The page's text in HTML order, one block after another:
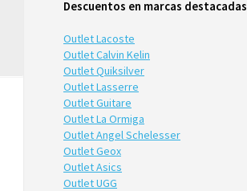
Descuentos en marcas destacadas
Outlet Lacoste
Outlet Calvin Kelin
Outlet Quiksilver
Outlet Lasserre
Outlet Guitare
Outlet La Ormiga
Outlet Angel Schelesser
Outlet Geox
Outlet Asics
Outlet UGG